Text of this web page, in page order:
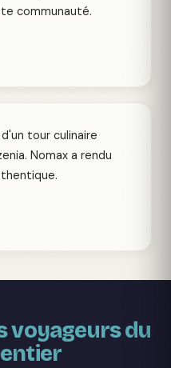
communauté.
tour culinaire
Nomax a rendu
voyageurs du